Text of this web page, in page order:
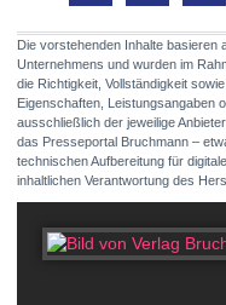
Die vorstehenden Inhalte basieren
Unternehmens und wurden im
die Richtigkeit, Vollständigkeit
Eigenschaften, Leistungsangaben
ausschließlich der jeweilige
das Presseportal Bruchmann –
technischen Aufbereitung für
inhaltlichen Verantwortung des